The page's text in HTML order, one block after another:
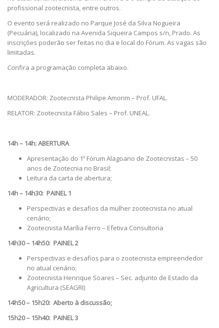
profissional zootecnista, entre outros.
O evento será realizado no Parque José da Silva Nogueira
(Pecuária), localizado na Avenida Siqueira Campos s/n, Prado. As
inscrições poderão ser feitas no dia e local do Fórum. As vagas são
limitadas.
Confira a programação completa abaixo.
MODERADOR: Zootecnista Philipe Amorim – Prof. UFAL.
RELATOR: Zootecnista Fábio Sales – Prof. UNEAL.
14h – 14h: ABERTURA
Apresentação do 1º Fórum Alagoano de Zootecnistas – 50
anos de Zootecnia no Brasil;
Leitura da carta de abertura;
14h – 14h30: PAINEL 1
Perspectivas e desafios da mulher zootecnista no atual
cenário;
Zootecnista Marília Ferro – Efetiva Consultoria
14h30 – 14h50: PAINEL 2
Perspectivas e desafios para o zootecnista empreendedor
no atual cenário;
Zootecnista Henrique Soares – Sec. adjunto de Estado da
Agricultura (SEAGRI)
14h50 – 15h20: Aberto à discussão;
15h20 – 15h40: PAINEL 3